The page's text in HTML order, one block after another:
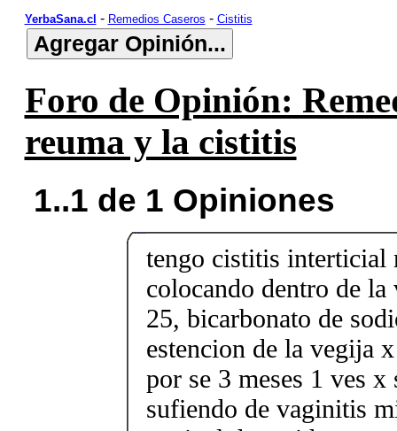
YerbaSana.cl - Remedios Caseros - Cistitis
Foro de Opinión:
reuma y la cistitis
1..1 de 1 Opiniones
tengo cistitis interticial
colocando dentro de la
25, bicarbonato de
estencion de la vegija
por se 3 meses 1 ves x
sufiendo de vaginitis